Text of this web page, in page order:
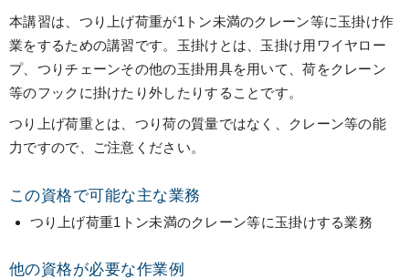
本講習は、つり上げ荷重が1トン未満のクレーン等に玉掛け作
業をするための講習です。玉掛けとは、玉掛け用ワイヤロー
プ、つりチェーンその他の玉掛用具を用いて、荷をクレーン
等のフックに掛けたり外したりすることです。
つり上げ荷重とは、つり荷の質量ではなく、クレーン等の能
力ですので、ご注意ください。
この資格で可能な主な業務
つり上げ荷重1トン未満のクレーン等に玉掛けする業務
他の資格が必要な作業例